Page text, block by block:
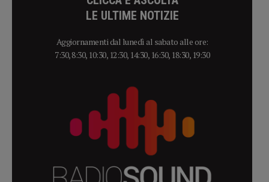
LE ULTIME NOTIZIE
Aggiornamenti dal lunedì al sabato alle ore:
7:30, 8:30, 10:30, 12:30, 14:30, 16:30, 18:30, 19:30